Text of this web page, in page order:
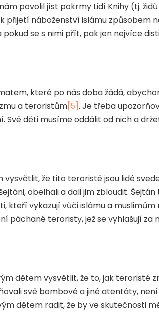
povolil jíst pokrmy Lidí Knihy (tj.
přijetí náboženství islámu způsobem
pokud se s nimi přít, pak jen nejvíce
které po nás doba žádá,
a teroristům[5]. Je třeba
Své děti musíme oddálit od nich a
vysvětlit, že tito teroristé jsou lidé
obelhali a dali jim zbloudit.
kteří vykazují vůči islámu a
páchané teroristy, jež se vyhlašují za
dětem vysvětlit, že to, jak teroristé
své bombové a jiné atentáty,
dětem radit, že by ve skutečnosti